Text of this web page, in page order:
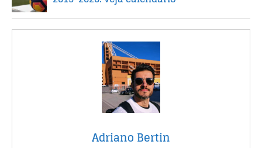
Adriano Bertin